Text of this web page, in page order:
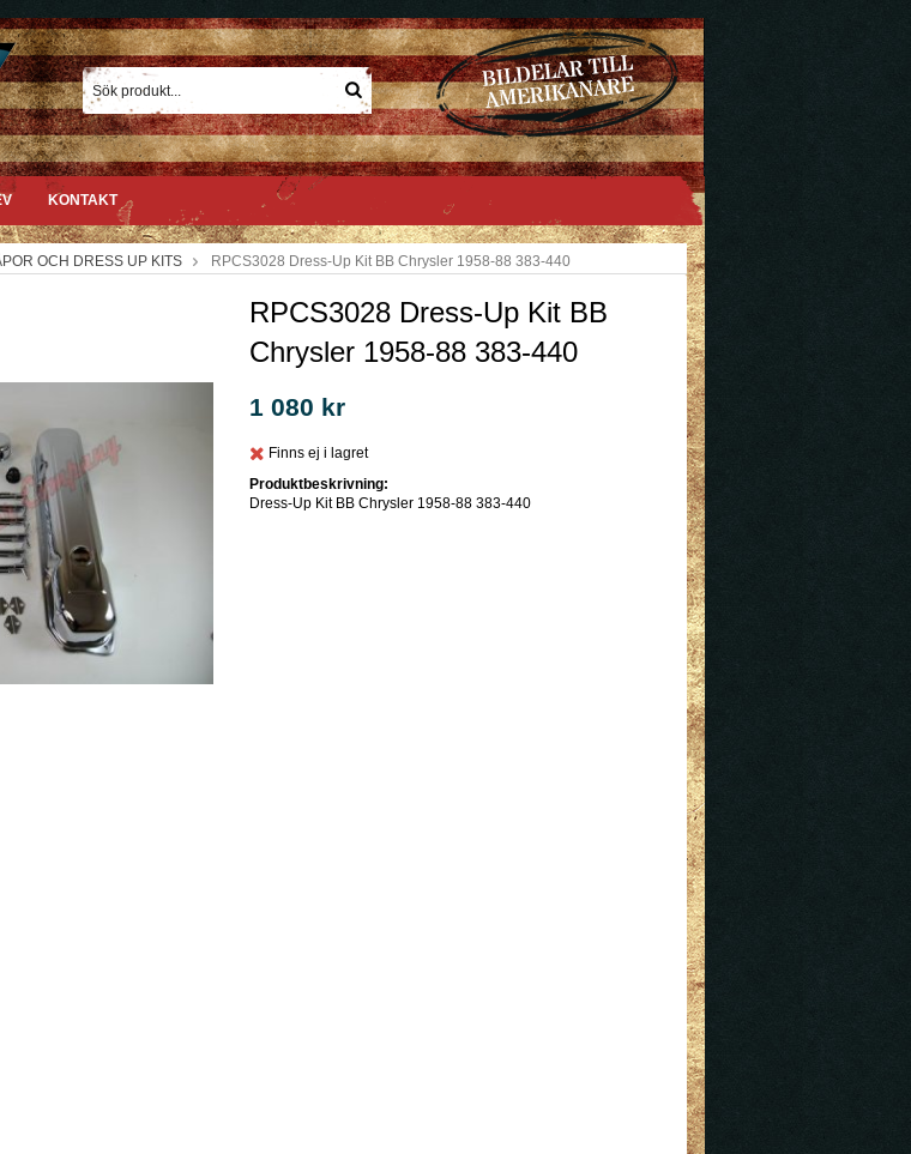
KONTAKT
OCH DRESS UP KITS RPCS3028 Dress-Up Kit BB Chrysler 1958-88 383-440
RPCS3028 Dress-Up Kit BB
Chrysler 1958-88 383-440
1 080 kr
Finns ej i lagret
Produktbeskrivning:
Dress-Up Kit BB Chrysler 1958-88 383-440